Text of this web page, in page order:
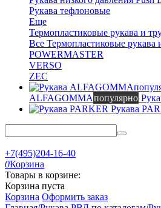
Рукава тефлоновые
Еще
Термопластиковые рукава и
Все Термопластиковые рукава
POWERMASTER
VERSO
ZEC
ALFAGOMMAпопулярно
Рукава
+7(495)204-16-40
0Корзина
Товары в корзине:
Корзина пуста
Корзина Оформить заказ